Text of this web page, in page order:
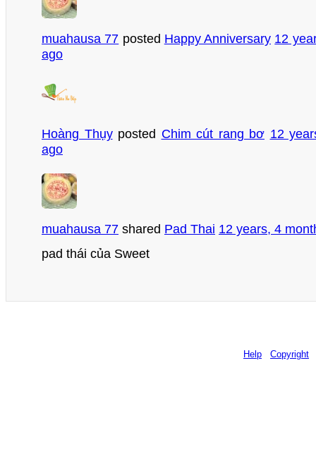
muahausa 77 posted Happy Anniversary 12
ago
Hoàng Thụyposted Chim cút rang bơ 12
ago
muahausa 77 shared Pad Thai 12 years, 4
pad thái của Sweet
Help Copyright